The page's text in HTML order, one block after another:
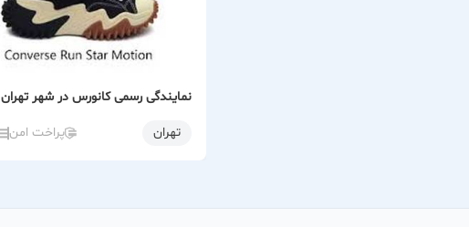
نمایندگی رسمی کانورس در شهر تهران
تهران پراخت امن